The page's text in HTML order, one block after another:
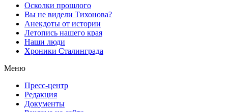
Осколки прошлого
Вы не видели Тихонова?
Анекдоты от истории
Летопись нашего края
Наши люди
Хроники Сталинграда
Меню
Пресс-центр
Редакция
Документы